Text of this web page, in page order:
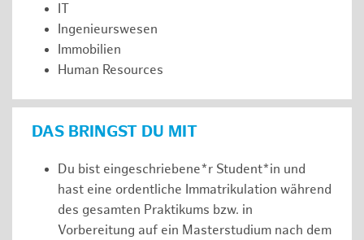
IT
Ingenieurswesen
Immobilien
Human Resources
DAS BRINGST DU MIT
Du bist eingeschriebene*r Student*in und
hast eine ordentliche Immatrikulation während
des gesamten Praktikums bzw. in
Vorbereitung auf ein Masterstudium nach dem